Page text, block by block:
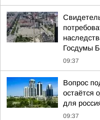
Госдумы
09:37
Вопрос
остаётся
для
09:37